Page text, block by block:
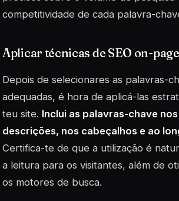
competitividade de cada palavra-
Aplicar técnicas de SEO on-page
Depois de selecionares as palavras-
adequadas, é hora de aplicá-las
teu site. Inclui as palavras-chave
descrições, nos cabeçalhos e ao
Certifica-te de que a utilização é
a leitura para os visitantes, além de
os motores de busca.